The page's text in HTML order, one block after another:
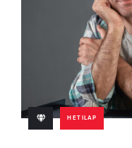
HETILAP